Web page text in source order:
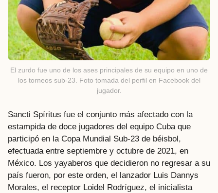
El zurdo fue uno de los ases principales de su equipo en uno de
los torneos sub-23. Foto tomada del perfil en Facebook del
jugador.
Sancti Spíritus fue el conjunto más afectado con la
estampida de doce jugadores del equipo Cuba que
participó en la Copa Mundial Sub-23 de béisbol,
efectuada entre septiembre y octubre de 2021, en
México. Los yayaberos que decidieron no regresar a su
país fueron, por este orden, el lanzador Luis Dannys
Morales, el receptor Loidel Rodríguez, el inicialista